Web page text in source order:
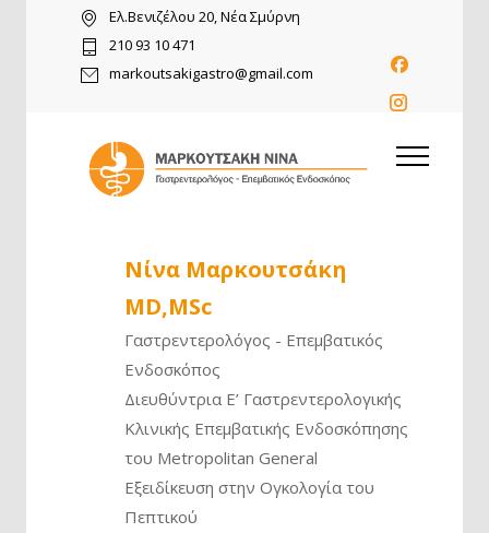
Ελ.Βενιζέλου 20, Νέα Σμύρνη
210 93 10 471
markoutsakigastro@gmail.com
Νίνα Μαρκουτσάκη
MD,MSc
Γαστρεντερολόγος - Επεμβατικός
Ενδοσκόπος
Διευθύντρια Ε’ Γαστρεντερολογικής
Κλινικής Επεμβατικής Ενδοσκόπησης
του Metropolitan General
Εξειδίκευση στην Ογκολογία του
Πεπτικού